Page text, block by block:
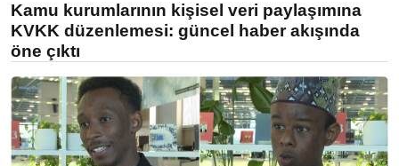
Kamu kurumlarının kişisel veri paylaşımına
KVKK düzenlemesi: güncel haber akışında
öne çıktı